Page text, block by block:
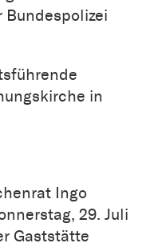
Bundespolizei
in
Ingo
29. Juli
Gaststätte